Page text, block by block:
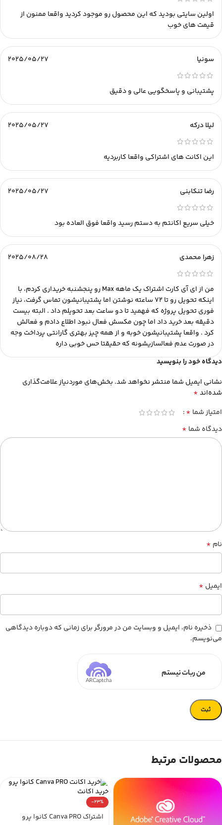
اولین سایتی بودید که این محصول رو موجود کردید واقعا ممنون از
قیمت های خوب
سونیا 2025/05/27
پشتیبانی و پاسخگویی عالی و دقیق
لیلا درکه 2025/05/27
این اکانت های اشتراکی واقعا کاربردیه
رضا تنکابنی 2025/05/27
خیلی سریع اکانتم به دستم رسید واقعا فوق العاده بود
زهرا محمدی 2025/08/28
من از ای آی کارت اشتراک یک ماهه Max رو پنجشنبه خریداری کردم، با
اینکه تحویل رو تا ۷۲ ساعته نوشتن اما پشتیبانیشون تماس گرفت، نیاز
فوری تحویل پروژه که فهمید تا دو ساعت بعد تحویلم داد . البته بیست
دقیقه بعد خرید داد اما چون مکسش فعال نبود اطلاع دادم و فعالش
کرد . واقعا پشتیبانیشون خوبه و از همه چیز بهتری گارانتی پرداخت وجه
در صورت عدم فعالسازیشونه که حقیقتا حس خوبی داره
دیدگاه خود را بنویسید
نشانی ایمیل شما منتشر نخواهد شد. بخش‌های موردنیاز علامت‌گذاری
شده‌اند*
امتیاز شما *
دیدگاه شما *
نام *
ایمیل *
ذخیره نام، ایمیل و وبسایت من در مرورگر برای زمانی که دوباره دیدگاهی
می‌نویسم.
من ربات نیستم
ARCaptcha
محصولات مرتبط
-23%
اشتراک Canva PRO کانوا پرو